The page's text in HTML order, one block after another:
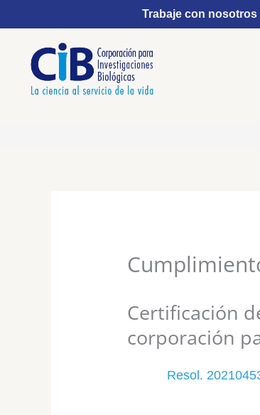
contenido
Trabaje con nosotros
Certificación
corporación
Resol.